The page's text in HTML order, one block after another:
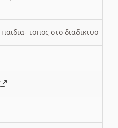
τοπος στο διαδικτυο